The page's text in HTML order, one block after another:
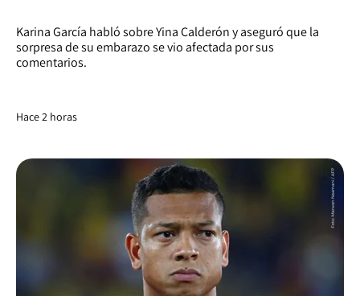
Karina García habló sobre Yina Calderón y aseguró que la
sorpresa de su embarazo se vio afectada por sus
comentarios.
Hace 2 horas